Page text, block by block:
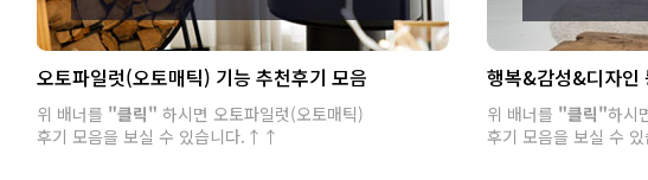
오토파일럿(오토매틱) 기능 추천후기 모음
위 배너를 "클릭" 하시면 오토파일럿(오토매틱)
후기 모음을 보실 수 있습니다.↑↑
행복&감성&디자인
위 배너를 "클릭"하시
후기 모음을 보실 수